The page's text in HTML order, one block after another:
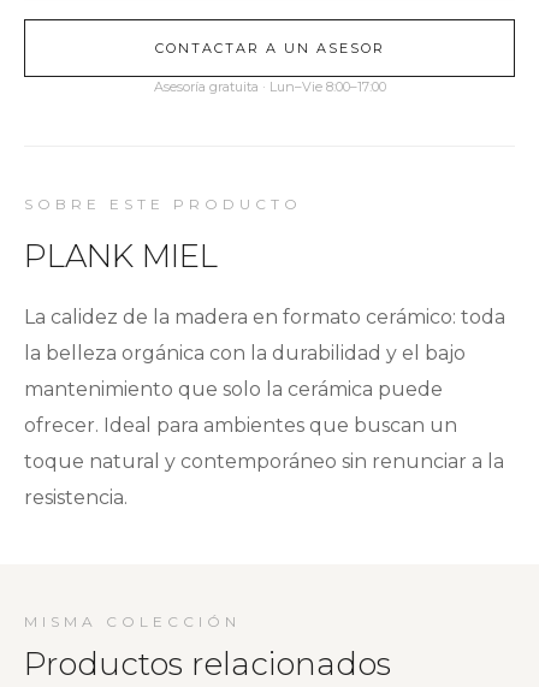
CONTACTAR A UN ASESOR
Asesoría gratuita · Lun–Vie 8:00–17:00
SOBRE ESTE PRODUCTO
PLANK MIEL
La calidez de la madera en formato cerámico: toda
la belleza orgánica con la durabilidad y el bajo
mantenimiento que solo la cerámica puede
ofrecer. Ideal para ambientes que buscan un
toque natural y contemporáneo sin renunciar a la
resistencia.
MISMA COLECCIÓN
Productos relacionados